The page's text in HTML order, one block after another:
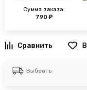
Сумма заказа:
790 ₽
Выбрать